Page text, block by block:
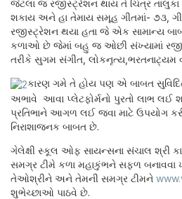
જેટલા જ રજીસ્ટ્રેશન થાય તે ચિત્ર તાલુકા
શકાય અને હા તેમાય સમૂહ ગીતમાં- ૭૩,
રજીસ્ટ્રેશન થયા હતા જે એક સામાન્ય
કળાઓ છે જેમાં બહુ જ ઓછી સંખ્યામાં
તરીકે સુગમ સંગીત, લોકનૃત્ય,ભરતનાટ્યમ
કારણ ગમે તે હોય પણ એ બાબત
અભાવે આવા પ્લેટફોર્મનો પુરતો લાભ લઈ
પ્રતિભાને આગળ લઈ જવા માટે ઉપયોગ
નિરાશાજનક બાબત છે.
ગેલેક્ષી સ્કૂલ ઓફ સાયન્સના સંચાલ શ્રી
સમગ્ર ટીમે કળા મહાકુંભને સફળ
તેઓશ્રીને અને તેમની સમગ્ર ટીમને
શુભેચ્છાઓ પાઠવે છે.